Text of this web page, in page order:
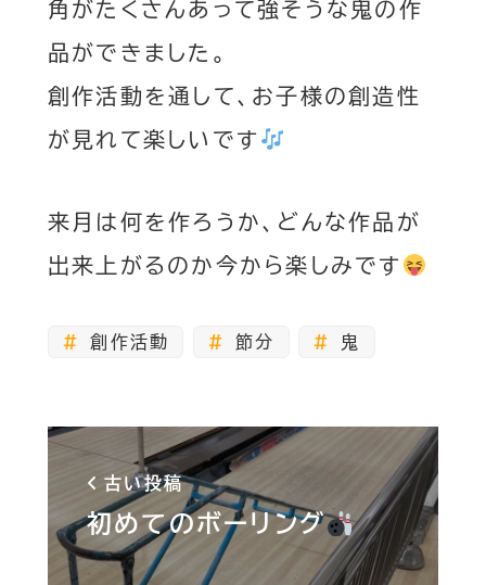
角がたくさんあって強そうな鬼の作
品ができました。
創作活動を通して、お子様の創造性
が見れて楽しいです
来月は何を作ろうか、どんな作品が
出来上がるのか今から楽しみです
創作活動 節分 鬼
古い投稿
初めてのボーリング